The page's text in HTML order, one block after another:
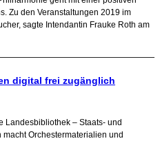
Zu den Veranstaltungen 2019 im
sagte Intendantin Frauke Roth am
digital frei zugänglich
Landesbibliothek – Staats- und
Orchestermaterialien und